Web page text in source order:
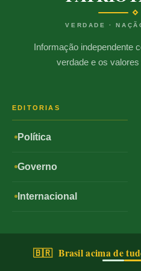
VERDADE ·
Informação independente
verdade e os
EDITORIAS
Política
Governo
Internacional
🇧🇷 Brasil acima de